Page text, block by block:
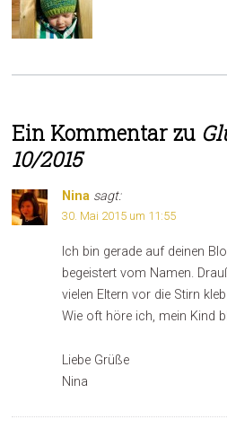
Ein Kommentar zu
10/2015
Nina sagt:
30. Mai 2015 um 11:55
Ich bin gerade auf deinen
begeistert vom Namen.
vielen Eltern vor die Stirn
Wie oft höre ich, mein Kind
Liebe Grüße
Nina